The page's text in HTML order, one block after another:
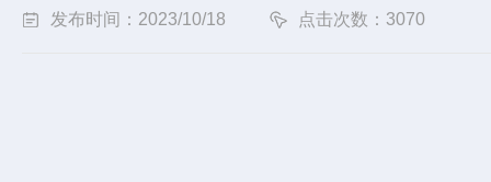
发布时间：2023/10/18 点击次数：3070